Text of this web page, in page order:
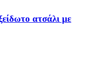
ατσάλι με